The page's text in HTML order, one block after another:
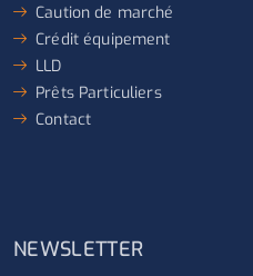
Caution de marché
Crédit équipement
LLD
Prêts Particuliers
Contact
NEWSLETTER